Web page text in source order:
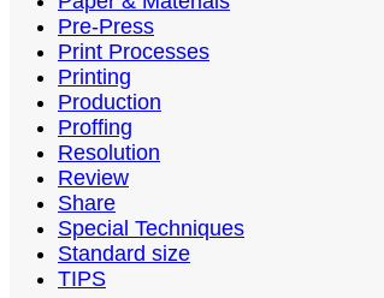
Pre-Press
Print Processes
Printing
Production
Proffing
Resolution
Review
Share
Special Techniques
Standard size
TIPS